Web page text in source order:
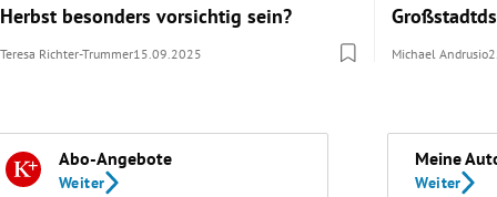
Herbst besonders vorsichtig sein?
Teresa Richter-Trummer15.09.2025 Michael Andrusio
Abo-Angebote
Weiter
Meine
Weiter